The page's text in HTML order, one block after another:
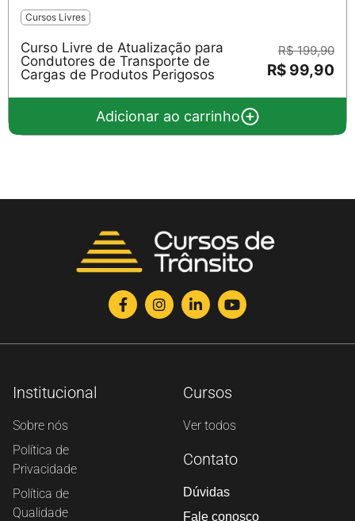
Cursos Livres
Curso Livre de Atualização para
Condutores de Transporte de
Cargas de Produtos Perigosos
R$ 199,90
R$ 99,90
Adicionar ao carrinho
Institucional
Sobre nós
Política de
Privacidade
Política de
Qualidade
Cursos
Ver todos
Contato
Dúvidas
Fale conosco